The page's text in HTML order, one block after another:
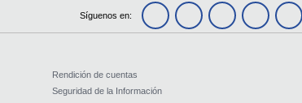
Síguenos en:
Rendición de cuentas
Seguridad de la Información